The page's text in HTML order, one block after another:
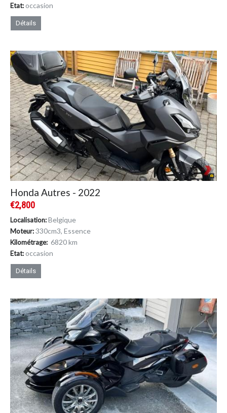
Etat:occasion
Détails
Honda Autres - 2022
€2,800
Localisation:Belgique
Moteur:330cm3, Essence
Kilométrage: 6820 km
Etat:occasion
Détails